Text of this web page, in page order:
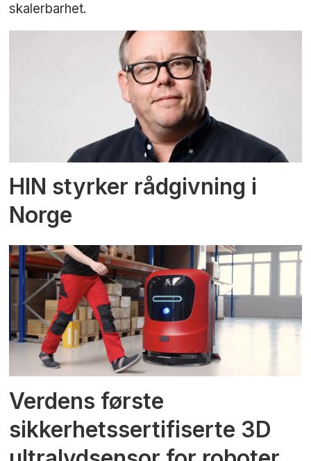
skalerbarhet.
HIN styrker rådgivning i
Norge
Verdens første
sikkerhetssertifiserte 3D